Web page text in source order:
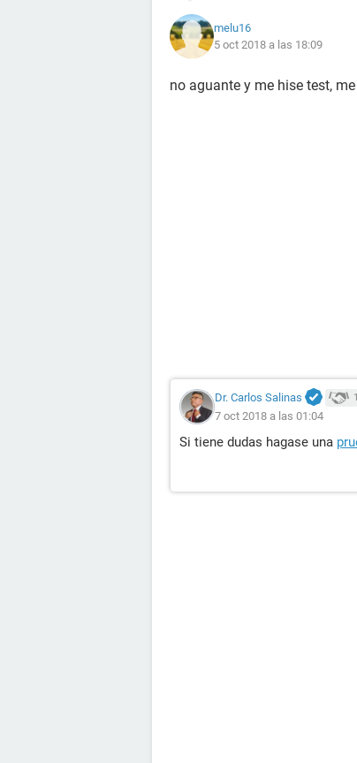
melu16
5 oct 2018 a las 18:09
no aguante y me hise test,
Dr. Carlos Salinas
7 oct 2018 a las 01:04
Si tiene dudas hagase una